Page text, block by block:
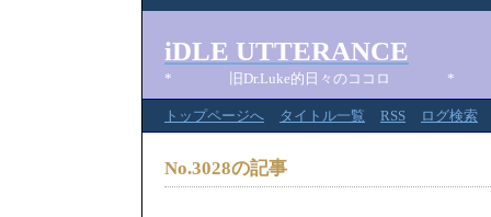
iDLE UTTERANCE
* 旧Dr.Luke的日々のココロ *
トップページへ タイトル一覧 RSS ログ検索
No.3028の記事